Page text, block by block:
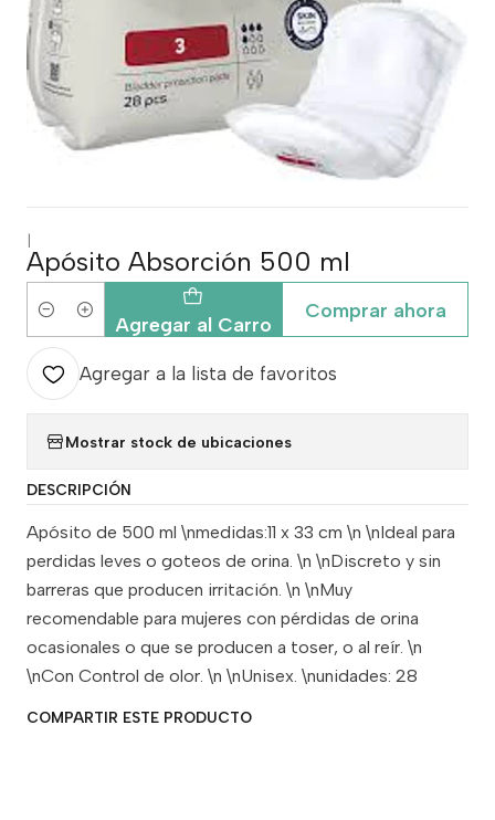
Apósito Absorción 500 ml
Cantidad Agregar al Carro
Comprar ahora
Agregar a la lista de favoritos
Mostrar stock de ubicaciones
DESCRIPCIÓN
Apósito de 500 ml \nmedidas:11 x 33 cm \n \nIdeal para
perdidas leves o goteos de orina. \n \nDiscreto y sin
barreras que producen irritación. \n \nMuy
recomendable para mujeres con pérdidas de orina
ocasionales o que se producen a toser, o al reír. \n
\nCon Control de olor. \n \nUnisex. \nunidades: 28
COMPARTIR ESTE PRODUCTO